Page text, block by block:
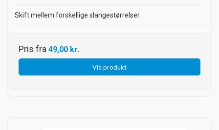
Skift mellem forskellige slangestørrelser
Pris fra 49,00 kr.
Vis produkt